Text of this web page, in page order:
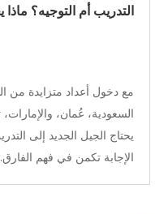
التدريب أم التوجيه؟
مع دخول أعداد متزايدة
السعودية، عُمان،
يحتاج الجيل الجديد إلى
الإجابة تكمن في فهم